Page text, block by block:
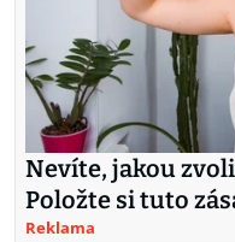
Nevíte, jakou
Položte si tuto
Reklama